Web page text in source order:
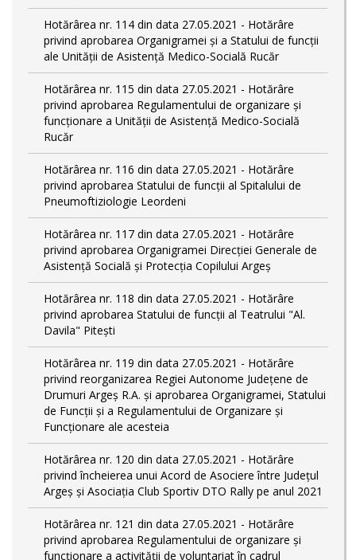
Hotărârea nr. 114 din data 27.05.2021 - Hotărâre
privind aprobarea Organigramei și a Statului de funcţii
ale Unității de Asistență Medico-Socială Rucăr
Hotărârea nr. 115 din data 27.05.2021 - Hotărâre
privind aprobarea Regulamentului de organizare și
funcționare a Unității de Asistență Medico-Socială
Rucăr
Hotărârea nr. 116 din data 27.05.2021 - Hotărâre
privind aprobarea Statului de funcţii al Spitalului de
Pneumoftiziologie Leordeni
Hotărârea nr. 117 din data 27.05.2021 - Hotărâre
privind aprobarea Organigramei Direcției Generale de
Asistență Socială și Protecția Copilului Argeș
Hotărârea nr. 118 din data 27.05.2021 - Hotărâre
privind aprobarea Statului de funcții al Teatrului "Al.
Davila" Pitești
Hotărârea nr. 119 din data 27.05.2021 - Hotărâre
privind reorganizarea Regiei Autonome Județene de
Drumuri Argeş R.A. și aprobarea Organigramei, Statului
de Funcţii și a Regulamentului de Organizare și
Funcționare ale acesteia
Hotărârea nr. 120 din data 27.05.2021 - Hotărâre
privind încheierea unui Acord de Asociere între Județul
Argeș și Asociația Club Sportiv DTO Rally pe anul 2021
Hotărârea nr. 121 din data 27.05.2021 - Hotărâre
privind aprobarea Regulamentului de organizare și
funcționare a activității de voluntariat în cadrul